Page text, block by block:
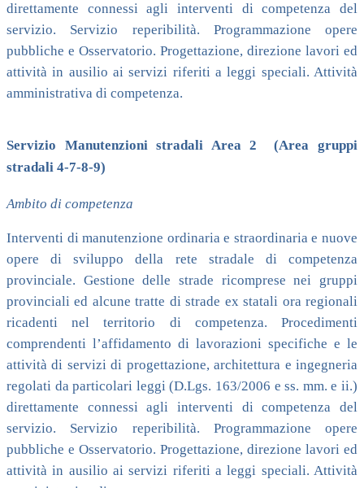
direttamente connessi agli interventi di competenza del
servizio. Servizio reperibilità. Programmazione opere
pubbliche e Osservatorio. Progettazione, direzione lavori ed
attività in ausilio ai servizi riferiti a leggi speciali. Attività
amministrativa di competenza.
Servizio Manutenzioni stradali Area 2 (Area gruppi
stradali 4-7-8-9)
Ambito di competenza
Interventi di manutenzione ordinaria e straordinaria e nuove
opere di sviluppo della rete stradale di competenza
provinciale. Gestione delle strade ricomprese nei gruppi
provinciali ed alcune tratte di strade ex statali ora regionali
ricadenti nel territorio di competenza. Procedimenti
comprendenti l’affidamento di lavorazioni specifiche e le
attività di servizi di progettazione, architettura e ingegneria
regolati da particolari leggi (D.Lgs. 163/2006 e ss. mm. e ii.)
direttamente connessi agli interventi di competenza del
servizio. Servizio reperibilità. Programmazione opere
pubbliche e Osservatorio. Progettazione, direzione lavori ed
attività in ausilio ai servizi riferiti a leggi speciali. Attività